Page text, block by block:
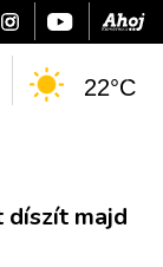
22°C
díszít majd